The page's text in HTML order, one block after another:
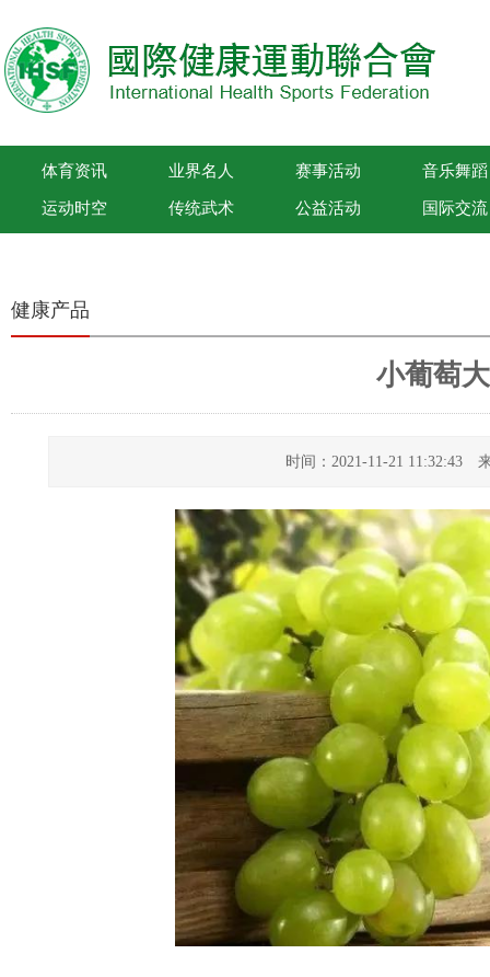
体育资讯 业界名人 赛事活动 音乐舞蹈
运动时空 传统武术 公益活动 国际交流
健康产品
小葡萄
时间：2021-11-21 11:32:43